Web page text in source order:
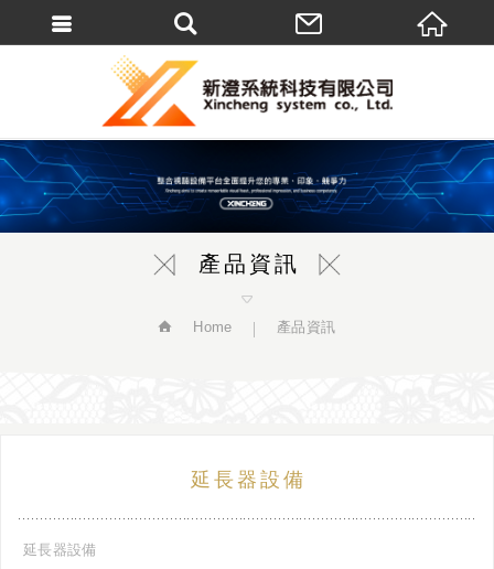
產品資訊
Home 產品資訊
延長器設備
延長器設備